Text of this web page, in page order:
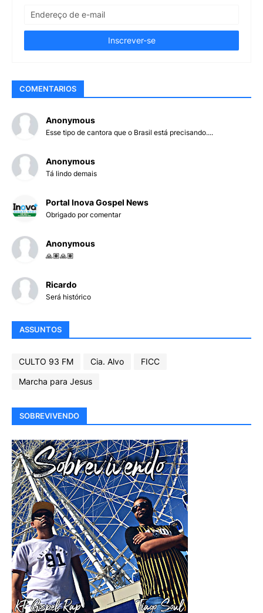
COMENTARIOS
Anonymous
Esse tipo de cantora que o Brasil está precisando....
Anonymous
Tá lindo demais
Portal Inova Gospel News
Obrigado por comentar
Anonymous
🙏🏽🙏🏽
Ricardo
Será histórico
ASSUNTOS
CULTO 93 FM Cia. Alvo
FICC
Marcha para Jesus
SOBREVIVENDO